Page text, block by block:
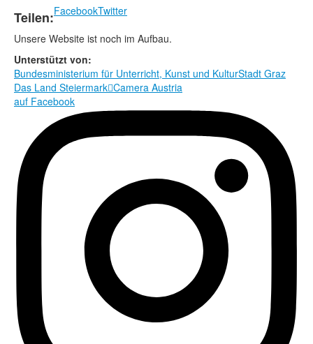
Fotoarchiv Pierre Bourdieu
Rechtliche Informationen
Teilen:FacebookTwitter
Unsere Website ist noch im Aufbau.
Unterstützt von:
Bundesministerium für Unterricht, Kunst und KulturStadt Graz
Das Land SteiermarkCamera Austria
auf Facebook